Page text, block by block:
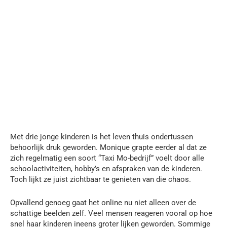
Met drie jonge kinderen is het leven thuis ondertussen
behoorlijk druk geworden. Monique grapte eerder al dat ze
zich regelmatig een soort “Taxi Mo-bedrijf” voelt door alle
schoolactiviteiten, hobby’s en afspraken van de kinderen.
Toch lijkt ze juist zichtbaar te genieten van die chaos.
Opvallend genoeg gaat het online nu niet alleen over de
schattige beelden zelf. Veel mensen reageren vooral op hoe
snel haar kinderen ineens groter lijken geworden. Sommige